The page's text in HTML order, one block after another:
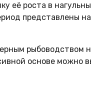
её роста в
представлены
рыбоводством
основе можно